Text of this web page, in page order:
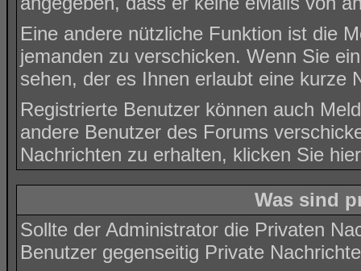
Eine andere nützliche Funktion ist die
jemanden zu verschicken. Wenn Sie
sehen, der es Ihnen erlaubt eine kurze
Registrierte Benutzer können auch
andere Benutzer des Forums
Nachrichten zu erhalten, klicken Sie hier
Was sind
Sollte der Administrator die Privaten
Benutzer gegenseitig Private